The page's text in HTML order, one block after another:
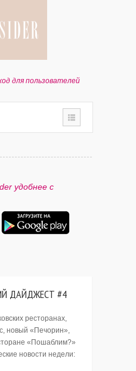
для пользователей
удобнее с
ДАЙДЖЕСТ #4
ресторанах,
новый «Печорин»,
«Пошаблим?»
новости недели: